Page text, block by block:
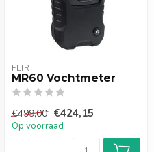
FLIR
MR60 Vochtmeter
€499,00 €424,15
Op voorraad